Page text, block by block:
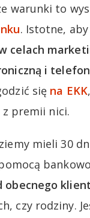
warunki to
. Istotne,
celach
i
się na EKK
premii nici.
mieli 30
obecnego
czy rodziny.